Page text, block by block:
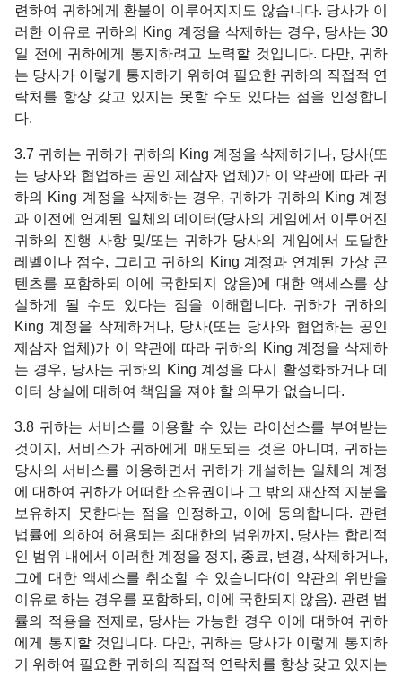
련하여 귀하에게 환불이 이루어지지도 않습니다. 당사가 이
러한 이유로 귀하의 King 계정을 삭제하는 경우, 당사는 30
일 전에 귀하에게 통지하려고 노력할 것입니다. 다만, 귀하
는 당사가 이렇게 통지하기 위하여 필요한 귀하의 직접적 연
락처를 항상 갖고 있지는 못할 수도 있다는 점을 인정합니
다.
3.7 귀하는 귀하가 귀하의 King 계정을 삭제하거나, 당사(또
는 당사와 협업하는 공인 제삼자 업체)가 이 약관에 따라 귀
하의 King 계정을 삭제하는 경우, 귀하가 귀하의 King 계정
과 이전에 연계된 일체의 데이터(당사의 게임에서 이루어진
귀하의 진행 사항 및/또는 귀하가 당사의 게임에서 도달한
레벨이나 점수, 그리고 귀하의 King 계정과 연계된 가상 콘
텐츠를 포함하되 이에 국한되지 않음)에 대한 액세스를 상
실하게 될 수도 있다는 점을 이해합니다. 귀하가 귀하의
King 계정을 삭제하거나, 당사(또는 당사와 협업하는 공인
제삼자 업체)가 이 약관에 따라 귀하의 King 계정을 삭제하
는 경우, 당사는 귀하의 King 계정을 다시 활성화하거나 데
이터 상실에 대하여 책임을 져야 할 의무가 없습니다.
3.8 귀하는 서비스를 이용할 수 있는 라이선스를 부여받는
것이지, 서비스가 귀하에게 매도되는 것은 아니며, 귀하는
당사의 서비스를 이용하면서 귀하가 개설하는 일체의 계정
에 대하여 귀하가 어떠한 소유권이나 그 밖의 재산적 지분을
보유하지 못한다는 점을 인정하고, 이에 동의합니다. 관련
법률에 의하여 허용되는 최대한의 범위까지, 당사는 합리적
인 범위 내에서 이러한 계정을 정지, 종료, 변경, 삭제하거나,
그에 대한 액세스를 취소할 수 있습니다(이 약관의 위반을
이유로 하는 경우를 포함하되, 이에 국한되지 않음). 관련 법
률의 적용을 전제로, 당사는 가능한 경우 이에 대하여 귀하
에게 통지할 것입니다. 다만, 귀하는 당사가 이렇게 통지하
기 위하여 필요한 귀하의 직접적 연락처를 항상 갖고 있지는